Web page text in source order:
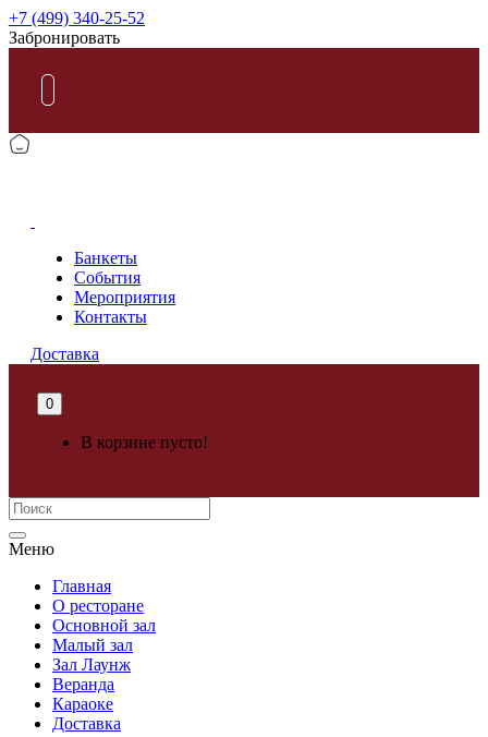
+7 (499) 340-25-52
Забронировать
Банкеты
События
Мероприятия
Контакты
Доставка
0
В корзине пусто!
Меню
Главная
О ресторане
Основной зал
Малый зал
Зал Лаунж
Веранда
Караоке
Доставка